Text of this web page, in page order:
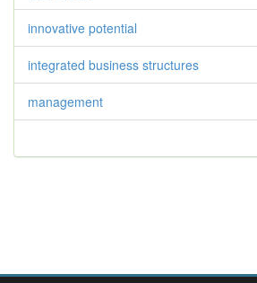
innovative potential
integrated business structures
management